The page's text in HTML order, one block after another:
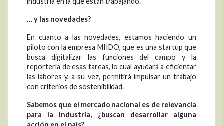
… y las novedades?
En cuanto a las novedades, estamos haciendo un
piloto con la empresa MIIDO, que es una startup que
busca digitalizar las funciones del campo y la
reportería de esas tareas, lo cual ayudará a eficientar
las labores y, a su vez, permitirá impulsar un trabajo
con criterios de sostenibilidad.
Sabemos que el mercado nacional es de relevancia
para la industria, ¿buscan desarrollar alguna